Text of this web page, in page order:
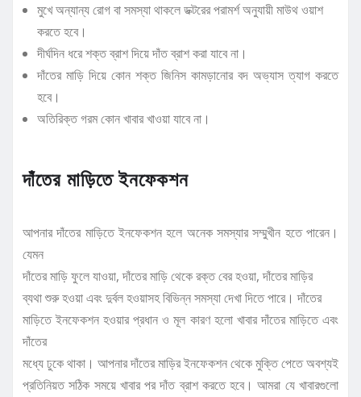
মুখে অন্যান্য রোগ বা সমস্যা থাকলে ডক্টরের পরামর্শ অনুযায়ী মাউথ ওয়াশ
করতে হবে।
দীর্ঘদিন ধরে শক্ত ব্রাশ দিয়ে দাঁত ব্রাশ করা যাবে না।
দাঁতের মাড়ি দিয়ে কোন শক্ত জিনিস কামড়ানোর বদ অভ্যাস ত্যাগ করতে
হবে।
অতিরিক্ত গরম কোন খাবার খাওয়া যাবে না।
দাঁতের মাড়িতে ইনফেকশন
আপনার দাঁতের মাড়িতে ইনফেকশন হলে অনেক সমস্যার সম্মুখীন হতে পারেন।
যেমন
দাঁতের মাড়ি ফুলে যাওয়া, দাঁতের মাড়ি থেকে রক্ত বের হওয়া, দাঁতের মাড়ির
ব্যথা শুরু হওয়া এবং দুর্বল হওয়াসহ বিভিন্ন সমস্যা দেখা দিতে পারে। দাঁতের
মাড়িতে ইনফেকশন হওয়ার প্রধান ও মূল কারণ হলো খাবার দাঁতের মাড়িতে এবং
দাঁতের
মধ্যে ঢুকে থাকা। আপনার দাঁতের মাড়ির ইনফেকশন থেকে মুক্তি পেতে অবশ্যই
প্রতিনিয়ত সঠিক সময়ে খাবার পর দাঁত ব্রাশ করতে হবে। আমরা যে খাবারগুলো